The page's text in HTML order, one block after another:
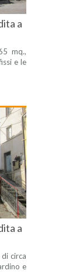
a
mq.,
e le
a
circa
e